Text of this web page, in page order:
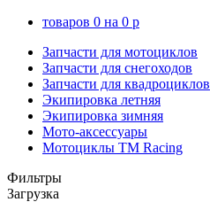
товаров 0 на 0 p
Запчасти для мотоциклов
Запчасти для снегоходов
Запчасти для квадроциклов
Экипировка летняя
Экипировка зимняя
Мото-аксессуары
Мотоциклы TM Racing
Фильтры
Загрузка